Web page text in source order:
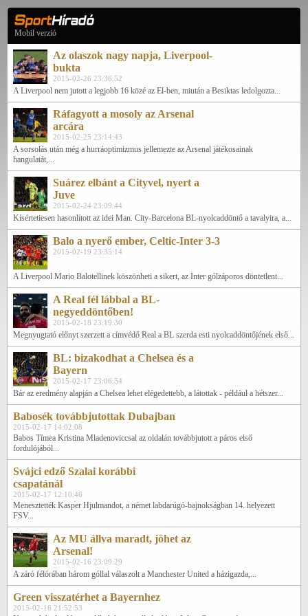
Mobil verzió
Az olaszok nagy napja, Liverpool-
bukta
2015-02-26 23:36:52
A Liverpool nem jutott a legjobb 16 közé az El-ben, miután a Besiktas ledolgozta...
Ráfagyott a mosoly az Arsenal
arcára
2015-02-25 23:14:43
A sorsolás után még a hurráoptimizmus jellemezte az Arsenal játékosainak
hangulatát,...
Suárez elbánt a Cityvel, nyert a
Juve
2015-02-24 23:09:44
Kísértetiesen hasonlított az idei Man. City-Barcelona BL-nyolcaddöntő a tavalyira, a...
Balo a nyerő ember, Celtic-Inter 3-3
2015-02-19 23:35:14
A Liverpool Mario Balotellinek köszönheti a sikert, az Inter gólzáporos döntetlent...
A Real fél lábbal a BL-
negyeddöntőben!
2015-02-18 23:19:30
Megnyugtató előnyt szerzett a címvédő Real a BL szerda esti nyolcaddöntőjének első...
BL: bizakodhat a Chelsea és a
Bayern
2015-02-17 23:06:54
Bár az eredmény alapján a Chelsea lehet elégedettebb, a látottak - például a hétszer...
Babosék továbbjutottak Dubajban
2015-02-17 14:02:08
Babos Tímea Kristina Mladenoviccsal az oldalán továbbjutott a páros első
fordulójából...
Svájci edző Szalai korábbi
csapatánál
2015-02-17 12:10:46
Menesztették Kasper Hjulmandot, a német labdarúgó-bajnokságban 14. helyezett
FSV...
Az MU állva maradt, jöhet az
Arsenal!
2015-02-16 23:09:29
A záró félórában három góllal válaszolt a Manchester United a házigazda,...
Green visszatérhet a Bayernhez
2015-02-16 21:52:53